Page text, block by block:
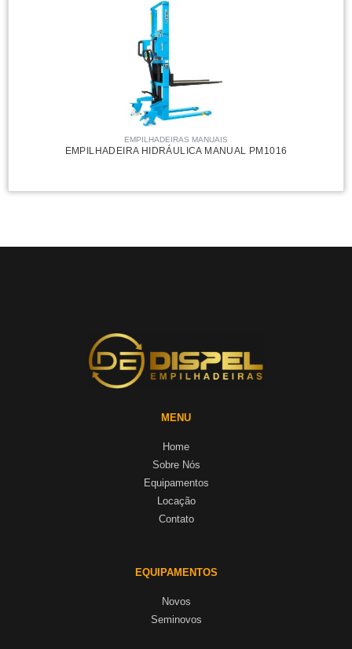
EMPILHADEIRAS MANUAIS
EMPILHADEIRA HIDRÁULICA MANUAL PM1016
MENU
Home
Sobre Nós
Equipamentos
Locação
Contato
EQUIPAMENTOS
Novos
Seminovos